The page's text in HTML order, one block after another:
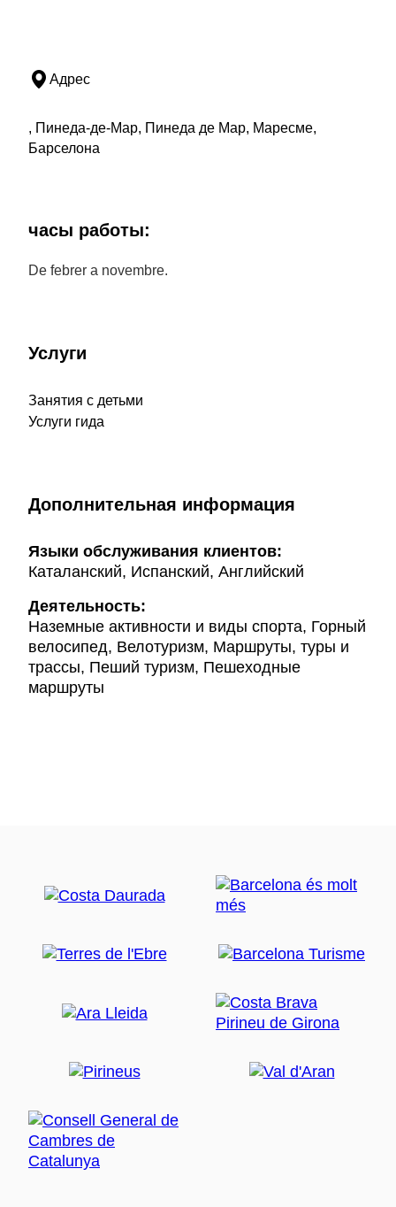
Адрес
, Пинеда-де-Мар, Пинеда де Мар, Маресме,
Барселона
часы работы:
De febrer a novembre.
Услуги
Занятия с детьми
Услуги гида
Дополнительная информация
Языки обслуживания клиентов:
Каталанский, Испанский, Английский
Деятельность:
Наземные активности и виды спорта, Горный
велосипед, Велотуризм, Маршруты, туры и
трассы, Пеший туризм, Пешеходные
маршруты